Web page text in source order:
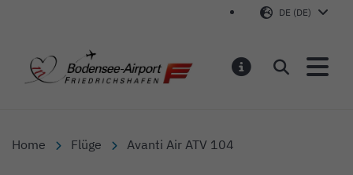
DE (DE)
Bodensee-Airport
Suchen
Home Flüge Avanti Air ATV 104